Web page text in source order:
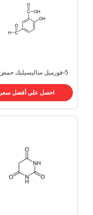
Hydroxybenzoic Acid
احصل على أفضل سعر